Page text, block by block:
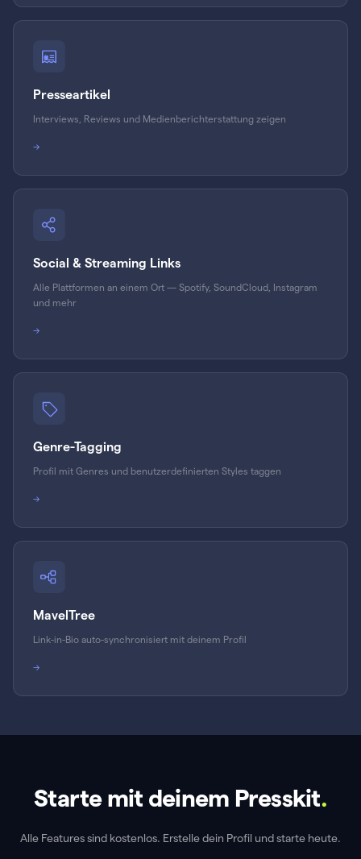
Presseartikel
Interviews, Reviews und Medienberichterstattung zeigen
→
Social & Streaming Links
Alle Plattformen an einem Ort — Spotify, SoundCloud, Instagram
und mehr
→
Genre-Tagging
Profil mit Genres und benutzerdefinierten Styles taggen
→
MavelTree
Link-in-Bio auto-synchronisiert mit deinem Profil
→
Starte mit deinem Presskit.
Alle Features sind kostenlos. Erstelle dein Profil und starte heute.